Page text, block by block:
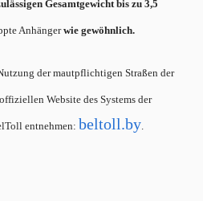
Gesamtgewicht bis zu 3,5
Anhängerwie gewöhnlich.
der mautpflichtigen Straßen der
Website des Systems der
entnehmen: beltoll.by.